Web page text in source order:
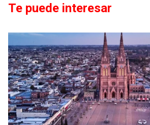
Te puede interesar